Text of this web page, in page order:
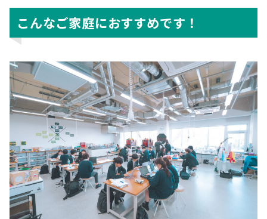
こんなご家庭におすすめです！